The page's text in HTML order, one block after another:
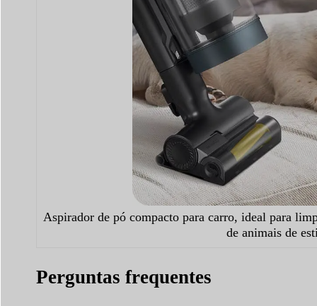
Aspirador de pó compacto para carro, ideal para
de animais de
Perguntas frequentes